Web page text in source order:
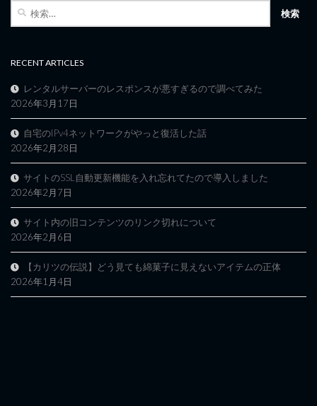
検
RECENT ARTICLES
レンタルサーバーのレスポンスが悪すぎるので調べてみた
2026年3月17日
自宅のIPv4ネットワークがやっと復活した話
2026年2月28日
サイトのSSL自動更新機能を入れ忘れてたので導入しました
2026年2月7日
サイト内の旧コンテンツのリンク切れについて
2026年2月6日
【カリツの伝説】どう見ても綿菓子に見えないアイテムの正体
2026年1月4日